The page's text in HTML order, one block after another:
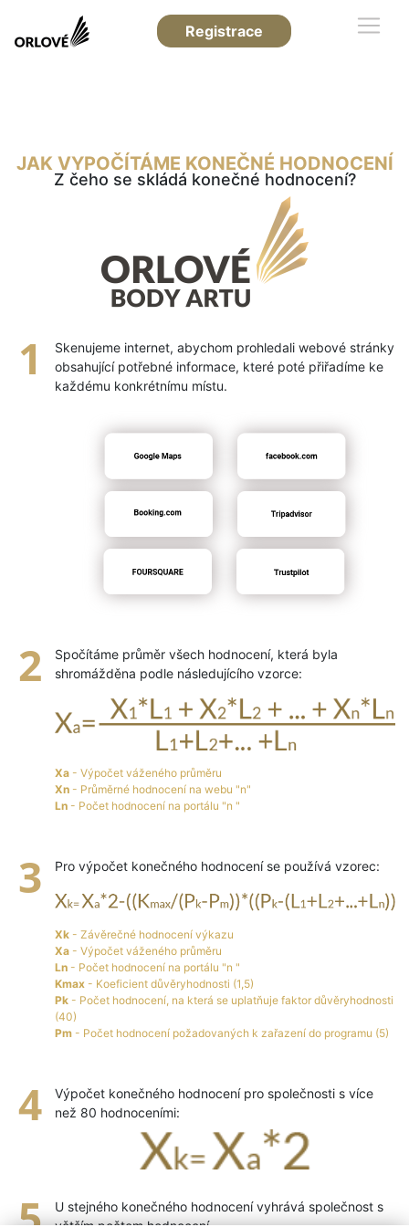
Registrace
JAK VYPOČÍTÁME KONEČNÉ HODNOCENÍ
Z čeho se skládá konečné hodnocení?
Skenujeme internet, abychom prohledali webové stránky
obsahující potřebné informace, které poté přiřadíme ke
každému konkrétnímu místu.
Spočítáme průměr všech hodnocení, která byla
shromážděna podle následujícího vzorce:
Xa - Výpočet váženého průměru
Xn - Průměrné hodnocení na webu "n"
Ln - Počet hodnocení na portálu "n "
Pro výpočet konečného hodnocení se používá vzorec:
Xk - Závěrečné hodnocení výkazu
Xa - Výpočet váženého průměru
Ln - Počet hodnocení na portálu "n "
Kmax - Koeficient důvěryhodnosti (1,5)
Pk - Počet hodnocení, na která se uplatňuje faktor důvěryhodnosti
(40)
Pm - Počet hodnocení požadovaných k zařazení do programu (5)
Výpočet konečného hodnocení pro společnosti s více
než 80 hodnoceními:
U stejného konečného hodnocení vyhrává společnost s